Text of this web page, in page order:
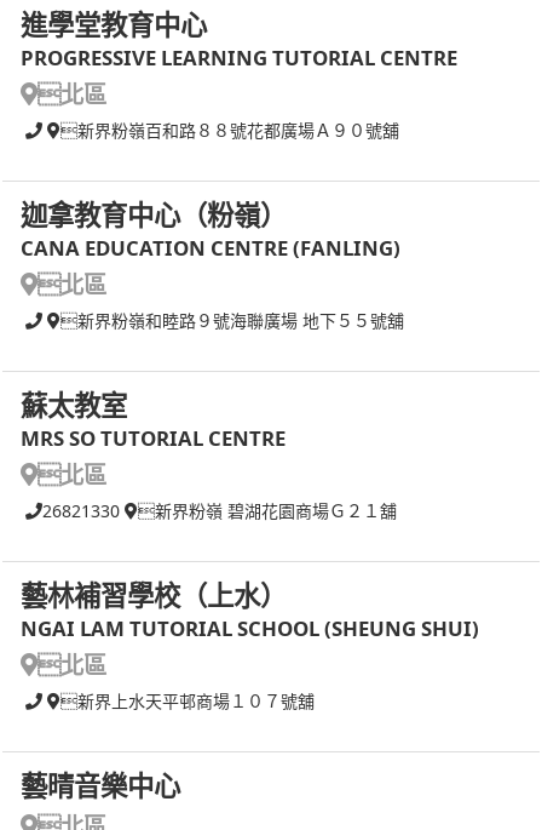
進學堂教育中心
PROGRESSIVE LEARNING TUTORIAL CENTRE
北區
新界粉嶺百和路８８號花都廣場Ａ９０號舖
迦拿教育中心（粉嶺）
CANA EDUCATION CENTRE (FANLING)
北區
新界粉嶺和睦路９號海聯廣場 地下５５號舖
蘇太教室
MRS SO TUTORIAL CENTRE
北區
26821330 新界粉嶺 碧湖花園商場Ｇ２１舖
藝林補習學校（上水）
NGAI LAM TUTORIAL SCHOOL (SHEUNG SHUI)
北區
新界上水天平邨商場１０７號舖
藝晴音樂中心